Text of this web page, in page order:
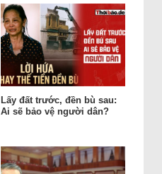
Lấy đất trước, đền bù sau:
Ai sẽ bảo vệ người dân?